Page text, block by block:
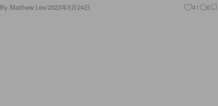
By Matthew Lee/2023年5月24日 41 0